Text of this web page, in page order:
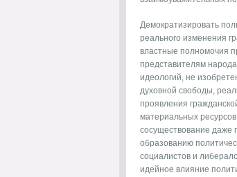
Демократизировать
реального изменения
властные полномочия
представителям
идеологий, не
духовной свободы,
проявления
материальных
сосуществование даже
образованию
социалистов и
идейное влияние